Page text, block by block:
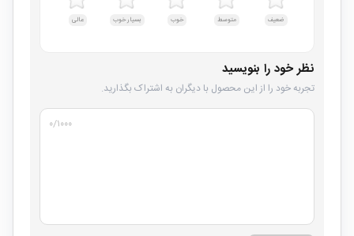
ضعیف متوسط خوب بسیار خوب عالی
نظر خود را بنویسید
تجربه خود را از این محصول با دیگران به اشتراک بگذارید.
۰/۱۰۰۰